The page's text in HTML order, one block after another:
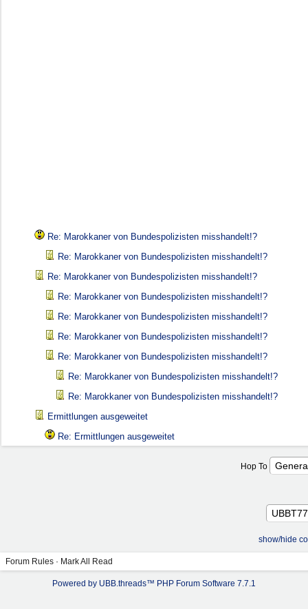
Re: Marokkaner von Bundespolizisten misshandelt!?
Re: Marokkaner von Bundespolizisten misshandelt!?
Re: Marokkaner von Bundespolizisten misshandelt!?
Re: Marokkaner von Bundespolizisten misshandelt!?
Re: Marokkaner von Bundespolizisten misshandelt!?
Re: Marokkaner von Bundespolizisten misshandelt!?
Re: Marokkaner von Bundespolizisten misshandelt!?
Re: Marokkaner von Bundespolizisten misshandelt!?
Re: Marokkaner von Bundespolizisten misshandelt!?
Ermittlungen ausgeweitet
Re: Ermittlungen ausgeweitet
Hop To
show/hide
Forum Rules · Mark All Read
Powered by UBB.threads™ PHP Forum Software 7.7.1